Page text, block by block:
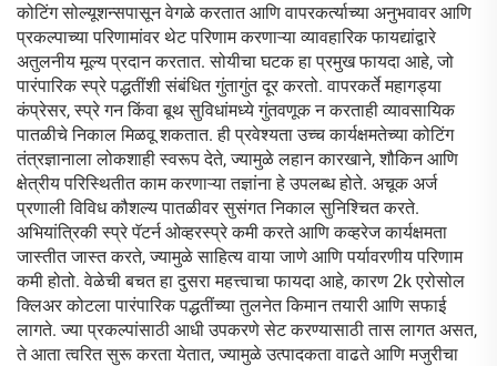
कोटिंग सोल्यूशन्सपासून वेगळे करतात आणि वापरकर्त्याच्या अनुभवावर आणि
प्रकल्पाच्या परिणामांवर थेट परिणाम करणाऱ्या व्यावहारिक फायद्यांद्वारे
अतुलनीय मूल्य प्रदान करतात. सोयीचा घटक हा प्रमुख फायदा आहे, जो
पारंपारिक स्प्रे पद्धतींशी संबंधित गुंतागुंत दूर करतो. वापरकर्ते महागड्या
कंप्रेसर, स्प्रे गन किंवा बूथ सुविधांमध्ये गुंतवणूक न करताही व्यावसायिक
पातळीचे निकाल मिळवू शकतात. ही प्रवेश्यता उच्च कार्यक्षमतेच्या कोटिंग
तंत्रज्ञानाला लोकशाही स्वरूप देते, ज्यामुळे लहान कारखाने, शौकिन आणि
क्षेत्रीय परिस्थितीत काम करणाऱ्या तज्ञांना हे उपलब्ध होते. अचूक अर्ज
प्रणाली विविध कौशल्य पातळीवर सुसंगत निकाल सुनिश्चित करते.
अभियांत्रिकी स्प्रे पॅटर्न ओव्हरस्प्रे कमी करते आणि कव्हरेज कार्यक्षमता
जास्तीत जास्त करते, ज्यामुळे साहित्य वाया जाणे आणि पर्यावरणीय परिणाम
कमी होतो. वेळेची बचत हा दुसरा महत्त्वाचा फायदा आहे, कारण 2k एरोसोल
क्लिअर कोटला पारंपारिक पद्धतींच्या तुलनेत किमान तयारी आणि सफाई
लागते. ज्या प्रकल्पांसाठी आधी उपकरणे सेट करण्यासाठी तास लागत असत,
ते आता त्वरित सुरू करता येतात, ज्यामुळे उत्पादकता वाढते आणि मजुरीचा